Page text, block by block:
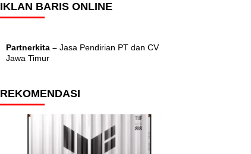
IKLAN BARIS ONLINE
Partnerkita – Jasa Pendirian PT dan CV
Jawa Timur
REKOMENDASI